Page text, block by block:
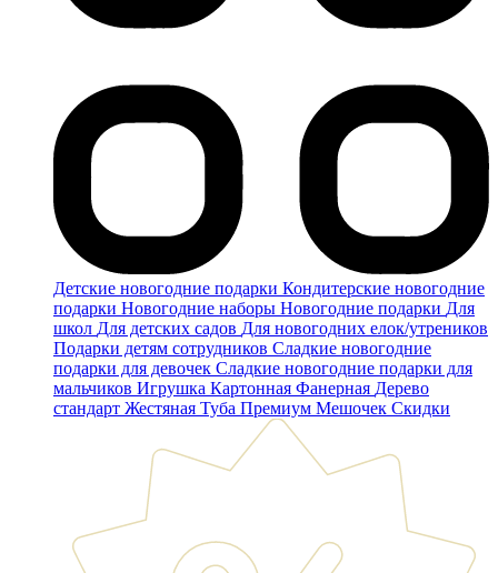
Детские новогодние подарки Кондитерские новогодние
подарки Новогодние наборы Новогодние подарки Для
школ Для детских садов Для новогодних елок/утреников
Подарки детям сотрудников Сладкие новогодние
подарки для девочек Сладкие новогодние подарки для
мальчиков Игрушка Картонная Фанерная Дерево
стандарт Жестяная Туба Премиум Мешочек Скидки